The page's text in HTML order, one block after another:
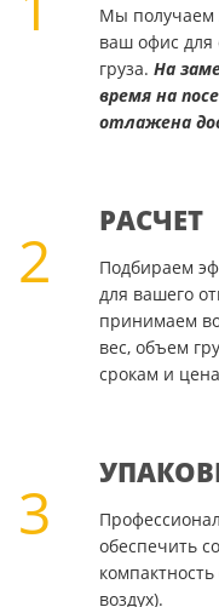
Мы получаем
ваш офис для
груза. На
время на
отлажена
2
РАСЧЕТ
Подбираем
для вашего
принимаем
вес, объем
срокам и
3
обеспечить
воздух).